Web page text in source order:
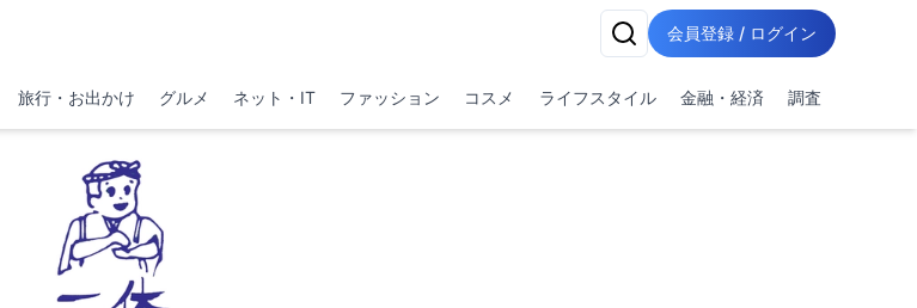
会員登録 / ログイン
旅行・お出かけ グルメ ネット・IT ファッション コスメ ライフスタイル 金融・経済 調査